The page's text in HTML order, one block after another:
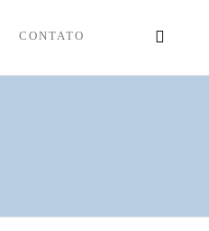
CONTATO